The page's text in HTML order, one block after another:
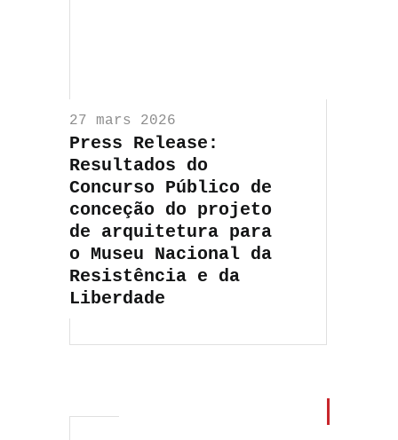
27 mars 2026
Press Release:
Resultados do
Concurso Público de
conceção do projeto
de arquitetura para
o Museu Nacional da
Resistência e da
Liberdade